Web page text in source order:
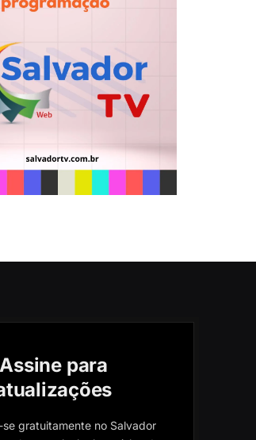
Assine para
gratuitamente no Salvador